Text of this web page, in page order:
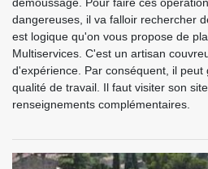
dangereuses, il va falloir rechercher
est logique qu'on vous propose de
Multiservices. C'est un artisan
d'expérience. Par conséquent, il
qualité de travail. Il faut visiter son
renseignements complémentaires.